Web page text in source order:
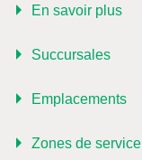
En savoir plus
Succursales
Emplacements
Zones de service